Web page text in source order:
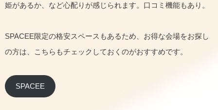
姫があるか、など心配りが感じられます。口コミ機能もあり。
SPACEE限定の格安スペースもあるため、お得な会場をお探し
の方は、こちらもチェックしておくのがおすすめです。
SPACEE